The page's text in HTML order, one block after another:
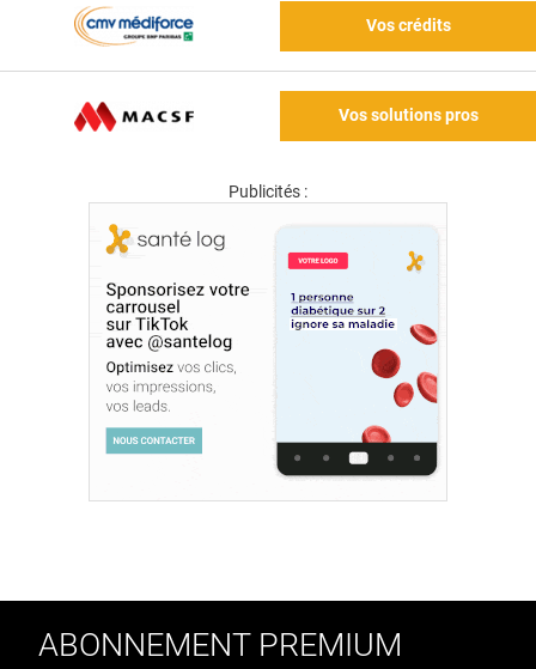
Vos crédits
Vos solutions pros
Publicités :
ABONNEMENT PREMIUM